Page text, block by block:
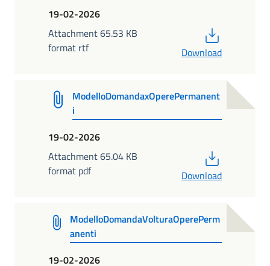
19-02-2026
Attachment 65.53 KB
format rtf
Download
ModelloDomandaxOperePermanent
i
19-02-2026
Attachment 65.04 KB
format pdf
Download
ModelloDomandaVolturaOperePerm
anenti
19-02-2026